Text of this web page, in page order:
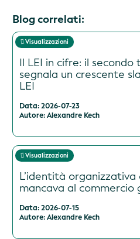
Blog correlati:
Visualizzazioni
Il LEI in cifre: il
segnala un crescente
LEI
Data: 2026-07-23
Autore: Alexandre Kech
Visualizzazioni
L’identità organizzativa
mancava al commercio
Data: 2026-07-15
Autore: Alexandre Kech